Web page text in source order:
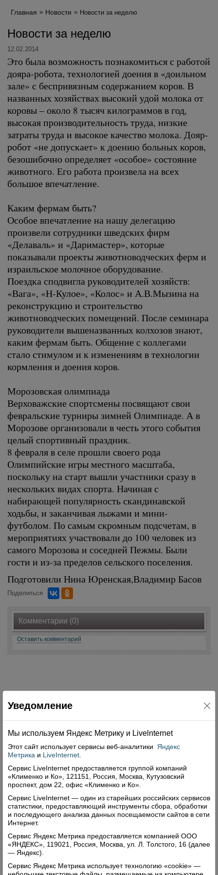
Главная Новости Новости за неделю
Новости за неделю
12.02.2014
Это была возможность познакомиться с работой
дояра-робота, технологией доения в «доильном
зале» с беспривязным содержанием коров. В
названных хозяйствах высокий удой молока от
коровы – около 8 тысяч килограммов в год,
высокая производительность труда, низкие
затраты труда и высокое качество молока. Дояр-
робот «не допускает» к доению больных коров,
безошибочно определяет «особое» состояние
животного. Его работа произвела на всех
большое впечатление.
Каким фермам быть?
Особое впечатление на нашу делегацию
произвели сотрудники шведских фирм
«Делаваль» и «Даримастер», которые
показывали проекты животноводческих ферм и
израильское молочное оборудование.
Поездка сподвигла руководителей хозяйств:
«Вага», «Н-Кулое», «Колос» и А.В.Мызина на
реконструкцию и строительство
животноводческих помещений. После семинара
руководители вышеназванных колхозов знают,
каким фермам быть. Общение с коллегами
стало стимулом и к изменениям в технологии
кормления и доения коров.
Морозовская олимпиада
Верховажские спортсмены посвящают свои
февральские турниры зимней Олимпиаде. А в
Морозове организовали в честь этого события
целый спортивный праздник.
8 февраля в селе прошли своего рода
Олимпийские игры местного масштаба,
поскольку на старт вышли участники сразу в
нескольких видах спорта. Начиная с
набирающей популярность скандинавской
ходьбы, и заканчивая лыжами и мини-
футболом. По самым скромным подсчетам, в
мероприятиях участвовали до 100 человек из
самого Морозова и соседней Пежмы. Были
гости и из-за пределов сельского поселения.
Подготовили Нина Юренская,Владимир Басов
Поделиться
Комментарии (0)
Оставить комментарий
Свежий номер
Уведомление
Мы используем Яндекс Метрику и Livelnternet
Этот сайт использует сервисы веб-аналитики
Яндекс
Метрика и LiveInternet
Сервис LiveInternet предоставляется группой компаний
«Клименко и Ко», 121151, Россия, Москва, Кутузовский
проспект, дом 22, офис «Клименко и Ко».
Сервис LiveInternet — один из старейших российских сервисов
статистики, предоставляющий инструменты сбора, обработки
и последующего анализа данных посещаемости сайтов в сети
Интернет.
Сервис Яндекс Метрика предоставляется компанией ООО
«ЯНДЕКС», 119021, Россия, Москва, ул. Л. Толстого, 16 (далее
— Яндекс).
Сервис Яндекс Метрика использует технологию «cookie» —